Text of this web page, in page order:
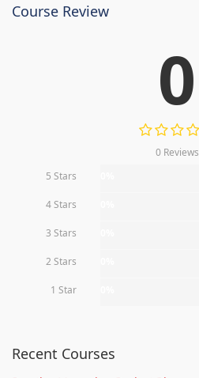
Course Review
0
0 Reviews
5 Stars
4 Stars
3 Stars
2 Stars
1 Star
Recent Courses